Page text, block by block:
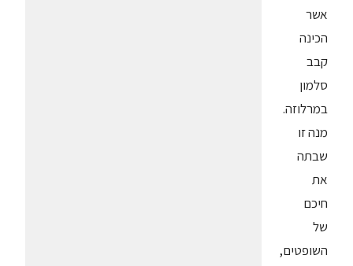
אשר
הכינה
קבב
סלמון
במרלוזה.
מנה זו
שבתה
את
חיכם
של
השופטים,